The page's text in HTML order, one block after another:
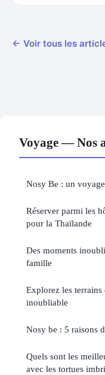
← Voir tous les
Voyage — Nos
Nosy Be : un
Réserver parmi les
pour la Thaïlande
Des moments
famille
Explorez les terrains
inoubliable
Nosy be : 5 raisons
Quels sont les
avec les tortues